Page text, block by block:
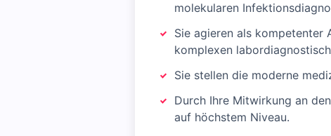
molekularen
Sie agieren als kompetenter
komplexen
Sie stellen die moderne
Durch Ihre Mitwirkung an
auf höchstem Niveau.